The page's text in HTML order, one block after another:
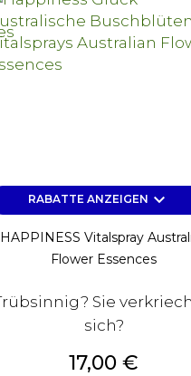
RABATTE ANZEIGEN keyboard_arrow_down
HAPPINESS Vitalspray
Flower Essences
Sie
sich?
Preis
17,00 €